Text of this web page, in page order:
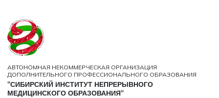
АВТОНОМНАЯ НЕКОММЕРЧЕСКАЯ ОРГАНИЗАЦИЯ
ДОПОЛНИТЕЛЬНОГО ПРОФЕССИОНАЛЬНОГО ОБРАЗОВАНИЯ
"СИБИРСКИЙ ИНСТИТУТ НЕПРЕРЫВНОГО
МЕДИЦИНСКОГО ОБРАЗОВАНИЯ"